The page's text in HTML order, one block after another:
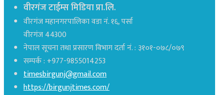
वीरगंज टाईम्स मिडिया प्रा.लि.
वीरगंज महानगरपालिका वडा नं. १६, पर्सा
वीरगंज 44300
नेपाल सूचना तथा प्रसारण विभाग दर्ता नं. : ३१०१-०७८/०७९
सम्पर्क : +977-9855014253
timesbirgunj@gmail.com
https://birgunjtimes.com/